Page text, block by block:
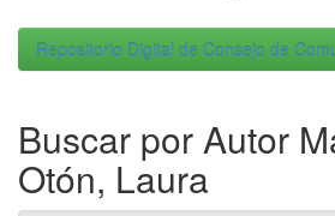
Repositorio Digital de Consejo de
Buscar por Autor
Otón, Laura